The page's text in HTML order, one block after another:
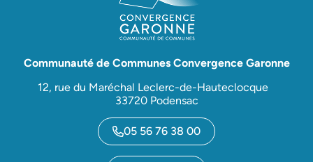
Communauté de Communes Convergence Garonne
12, rue du Maréchal Leclerc-de-Hauteclocque
33720 Podensac
05 56 76 38 00